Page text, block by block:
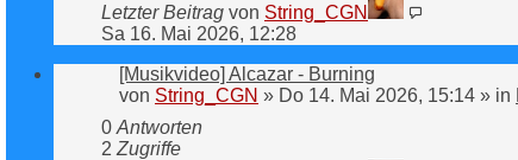
Letzter Beitrag von String_CGN
Sa 16. Mai 2026, 12:28
[Musikvideo] Alcazar - Burning
von String_CGN » Do 14. Mai 2026, 15:14 » in
0 Antworten
2 Zugriffe